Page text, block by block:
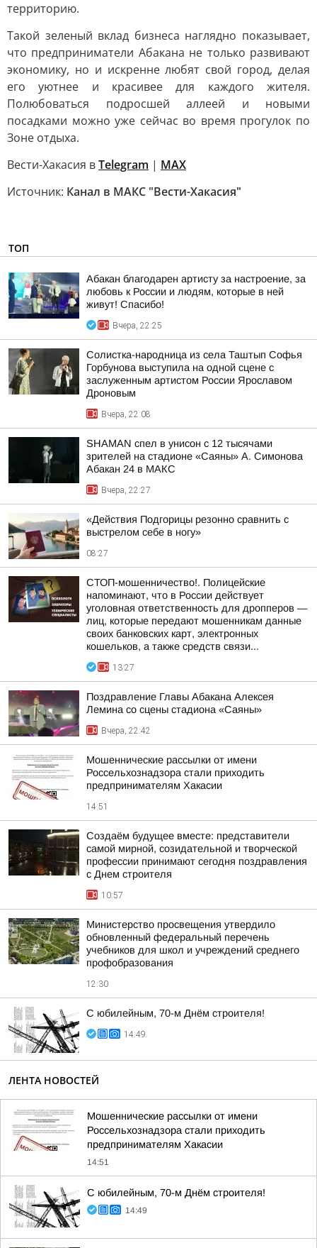
территорию.
Такой зеленый вклад бизнеса наглядно показывает,
что предприниматели Абакана не только развивают
экономику, но и искренне любят свой город, делая
его уютнее и красивее для каждого жителя.
Полюбоваться подросшей аллеей и новыми
посадками можно уже сейчас во время прогулок по
Зоне отдыха.
Вести-Хакасия вTelegram | MAX
Источник: Канал в МАКС "Вести-Хакасия"
ТОП
Абакан благодарен артисту за настроение, за
любовь к России и людям, которые в ней
живут! Спасибо!
Вчера, 22:25
Солистка-народница из села Таштып Софья
Горбунова выступила на одной сцене с
заслуженным артистом России Ярославом
Дроновым
Вчера, 22:08
SHAMAN спел в унисон с 12 тысячами
зрителей на стадионе «Саяны» А. Симонова
Абакан 24 в МАКС
Вчера, 22:27
«Действия Подгорицы резонно сравнить с
выстрелом себе в ногу»
08:27
СТОП-мошенничество!. Полицейские
напоминают, что в России действует
уголовная ответственность для дропперов —
лиц, которые передают мошенникам данные
своих банковских карт, электронных
кошельков, а также средств связи...
13:27
Поздравление Главы Абакана Алексея
Лемина со сцены стадиона «Саяны»
Вчера, 22:42
Мошеннические рассылки от имени
Россельхознадзора стали приходить
предпринимателям Хакасии
14:51
Создаём будущее вместе: представители
самой мирной, созидательной и творческой
профессии принимают сегодня поздравления
с Днем строителя
10:57
Министерство просвещения утвердило
обновленный федеральный перечень
учебников для школ и учреждений среднего
профобразования
12:30
С юбилейным, 70-м Днём строителя!
14:49
ЛЕНТА НОВОСТЕЙ
Мошеннические рассылки от имени
Россельхознадзора стали приходить
предпринимателям Хакасии
14:51
С юбилейным, 70-м Днём строителя!
14:49